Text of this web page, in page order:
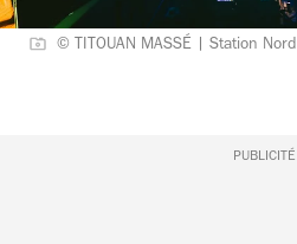
© TITOUAN MASSÉ | Station Nord
PUBLICITÉ